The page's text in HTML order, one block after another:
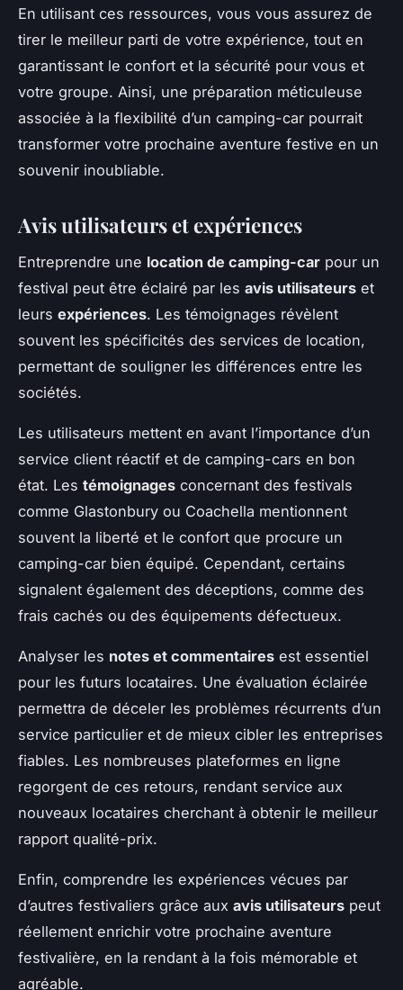
En utilisant ces ressources, vous vous assurez de
tirer le meilleur parti de votre expérience, tout en
garantissant le confort et la sécurité pour vous et
votre groupe. Ainsi, une préparation méticuleuse
associée à la flexibilité d’un camping-car pourrait
transformer votre prochaine aventure festive en un
souvenir inoubliable.
Avis utilisateurs et expériences
Entreprendre une location de camping-car pour un
festival peut être éclairé par les avis utilisateurs et
leurs expériences. Les témoignages révèlent
souvent les spécificités des services de location,
permettant de souligner les différences entre les
sociétés.
Les utilisateurs mettent en avant l’importance d’un
service client réactif et de camping-cars en bon
état. Les témoignages concernant des festivals
comme Glastonbury ou Coachella mentionnent
souvent la liberté et le confort que procure un
camping-car bien équipé. Cependant, certains
signalent également des déceptions, comme des
frais cachés ou des équipements défectueux.
Analyser les notes et commentaires est essentiel
pour les futurs locataires. Une évaluation éclairée
permettra de déceler les problèmes récurrents d’un
service particulier et de mieux cibler les entreprises
fiables. Les nombreuses plateformes en ligne
regorgent de ces retours, rendant service aux
nouveaux locataires cherchant à obtenir le meilleur
rapport qualité-prix.
Enfin, comprendre les expériences vécues par
d’autres festivaliers grâce aux avis utilisateurs peut
réellement enrichir votre prochaine aventure
festivalière, en la rendant à la fois mémorable et
agréable.